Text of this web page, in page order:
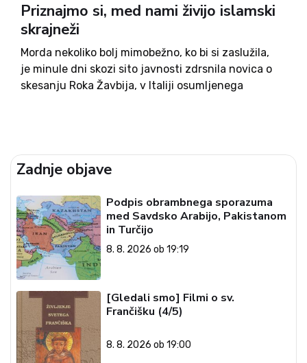
Priznajmo si, med nami živijo islamski
skrajneži
Morda nekoliko bolj mimobežno, ko bi si zaslužila,
je minule dni skozi sito javnosti zdrsnila novica o
skesanju Roka Žavbija, v Italiji osumljenega
Zadnje objave
Podpis obrambnega sporazuma
med Savdsko Arabijo, Pakistanom
in Turčijo
8. 8. 2026 ob 19:19
[Gledali smo] Filmi o sv.
Frančišku (4/5)
8. 8. 2026 ob 19:00